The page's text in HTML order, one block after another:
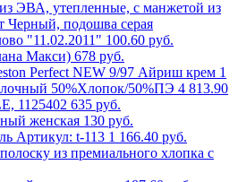
100.60 руб.
678 руб.
1
4 813.90
635 руб.
130 руб.
1 166.40 руб.